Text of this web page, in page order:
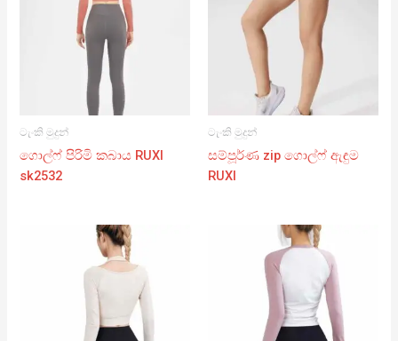
ටැංකි මුදුන්
ගොල්ෆ් පිරිමි කබාය RUXI
sk2532
ටැංකි මුදුන්
සම්පූර්ණ zip ගොල්ෆ් ඇඳුම
RUXI